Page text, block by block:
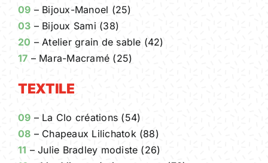
09 – Bijoux-Manoel (25)
03 – Bijoux Sami (38)
20 – Atelier grain de sable (42)
17 – Mara-Macramé (25)
TEXTILE
09 – La Clo créations (54)
08 – Chapeaux Lilichatok (88)
11 – Julie Bradley modiste (26)